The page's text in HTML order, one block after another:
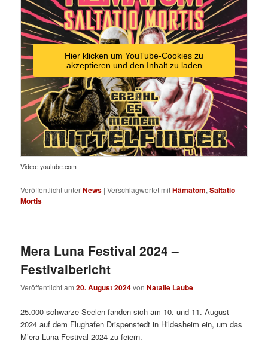
Hier klicken um YouTube-Cookies zu
akzeptieren und den Inhalt zu laden
Video: youtube.com
Veröffentlicht unterNews |Verschlagwortet mitHämatom,Saltatio
Mortis
Mera Luna Festival 2024 –
Festivalbericht
Veröffentlicht am20. August 2024vonNatalie Laube
25.000 schwarze Seelen fanden sich am 10. und 11. August
2024 auf dem Flughafen Drispenstedt in Hildesheim ein, um das
M’era Luna Festival 2024 zu feiern.